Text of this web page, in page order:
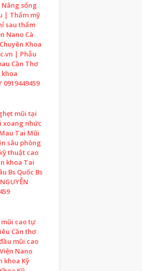
sống
| Thẩm mỹ
sau thẩm
Nano Cà
Khoa
| Phẫu
Cần Thơ
0919449459
mũi tại
xoang nhức
Tai Mũi
sâu phòng
thuật cao
khoa Tai
Bs Quốc Bs
cao tự
Cần thơ
mũi cao
Nano
khoa Kỹ